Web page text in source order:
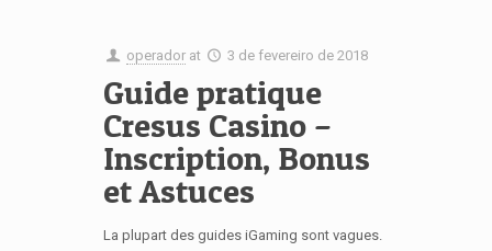
operador at 3 de fevereiro de 2018
Guide pratique
Cresus Casino –
Inscription, Bonus
et Astuces
La plupart des guides iGaming sont vagues.